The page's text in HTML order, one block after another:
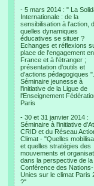
- 5 mars 2014 : " La
Internationale : de la
sensibilisation à l'action,
quelles dynamiques
éducatives se situer ?
Echanges et réflexions
place de l'engagement en
France et à l'étranger ;
présentation d'outils et
d'actions pédagogiques ".
Séminaire jeunesse à
l'initiative de la Ligue de
l'Enseignement
Paris
- 30 et 31 janvier 2014 :
Séminaire à l'initiative
CRID et du Réseau
Climat - "Quelles
et quelles stratégies des
mouvements et
dans la perspective de la
Conférence des Nations-
Unies sur le climat Paris
?"